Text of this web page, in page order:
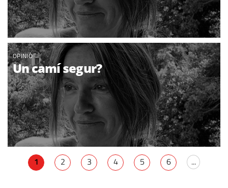
OPINIÓ
Un camí segur?
1 2 3 4 5 6 ...